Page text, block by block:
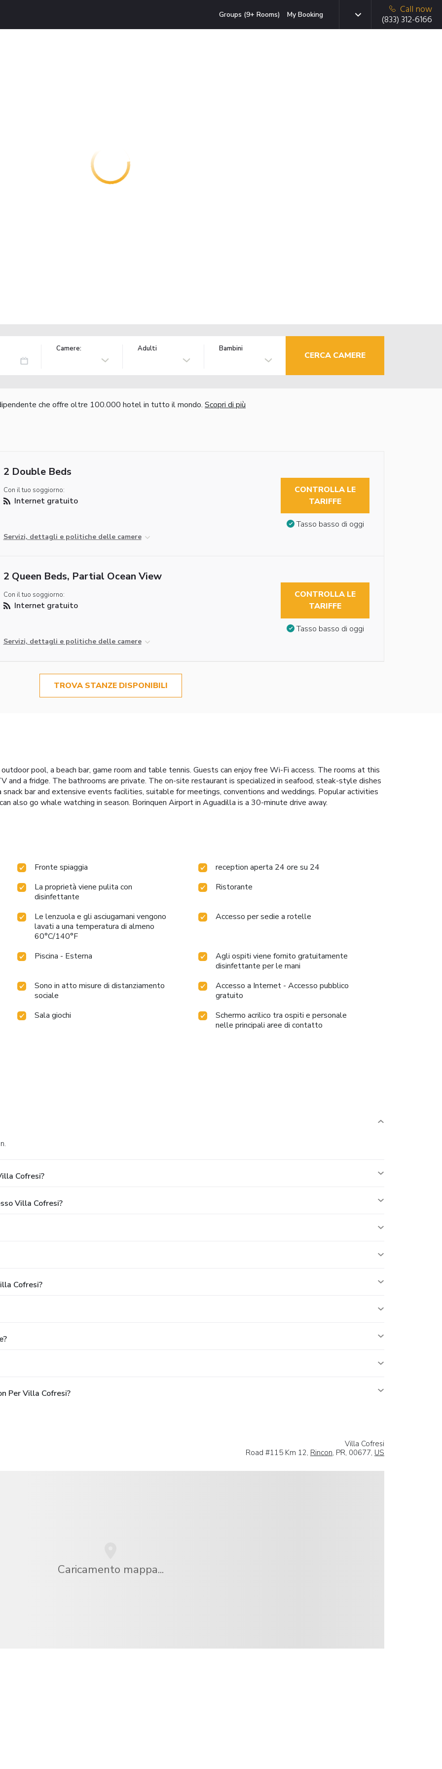
Groups (9+ Rooms) My Booking
Call now
(833) 312-6166
Camere: Adulti Bambini
CERCA CAMERE
che offre oltre 100.000 hotel in tutto il mondo. Scopri di più
2 Double Beds
Con il tuo soggiorno:
Internet gratuito
Servizi, dettagli e politiche delle camere
CONTROLLA LE
TARIFFE
Tasso basso di oggi
2 Queen Beds, Partial Ocean View
Con il tuo soggiorno:
Internet gratuito
Servizi, dettagli e politiche delle camere
CONTROLLA LE
TARIFFE
Tasso basso di oggi
TROVA STANZE DISPONIBILI
pool, a beach bar, game room and table tennis. Guests can enjoy free Wi-Fi access. The rooms at this
and a fridge. The bathrooms are private. The on-site restaurant is specialized in seafood, steak-style dishes
snack bar and extensive events facilities, suitable for meetings, conventions and weddings. Popular activities
also go whale watching in season. Borinquen Airport in Aguadilla is a 30-minute drive away.
Fronte spiaggia
reception aperta 24 ore su 24
La proprietà viene pulita con
disinfettante
Ristorante
Le lenzuola e gli asciugamani vengono
lavati a una temperatura di almeno
60°C/140°F
Accesso per sedie a rotelle
Piscina - Esterna
Agli ospiti viene fornito gratuitamente
disinfettante per le mani
Sono in atto misure di distanziamento
sociale
Accesso a Internet - Accesso pubblico
gratuito
Sala giochi
Schermo acrilico tra ospiti e personale
nelle principali aree di contatto
Cofresi?
Villa Cofresi?
Cofresi?
Per Villa Cofresi?
Villa Cofresi
Road #115 Km 12, Rincon, PR, 00677, US
Caricamento mappa...